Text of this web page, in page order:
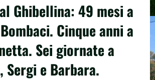
Ghibellina: 49 mesi a
Cinque anni a
Sei giornate a
Sergi e Barbara.